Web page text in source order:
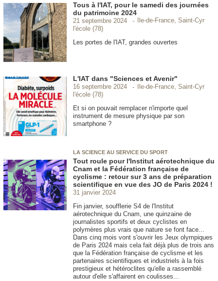
Tous à l'IAT, pour le samedi des journées
du patrimoine 2024
21 septembre 2024
Ile-de-France, Saint-Cyr
l'école (78)
Les portes de l'IAT, grandes ouvertes
L'IAT dans "Sciences et Avenir"
16 septembre 2024
Ile-de-France, Saint-Cyr
l'école (78)
Et si on pouvait remplacer n'importe quel
instrument de mesure physique par son
smartphone ?
LA SCIENCE AU SERVICE DU SPORT
Tout roule pour l'Institut aérotechnique du
Cnam et la Fédération française de
cyclisme : retour sur 3 ans de préparation
scientifique en vue des JO de Paris 2024 !
31 janvier 2024
Fin janvier, soufflerie S4 de l'Institut
aérotechnique du Cnam, une quinzaine de
journalistes sportifs et deux cyclistes en
polymères plus vrais que nature se font face...
Dans cinq mois vont s'ouvrir les Jeux olympiques
de Paris 2024 mais cela fait déjà plus de trois ans
que la Fédération française de cyclisme et les
partenaires scientifiques et industriels à la fois
prestigieux et hétéroclites qu'elle a rassemblé
autour d'elle s'affairent en coulisses...